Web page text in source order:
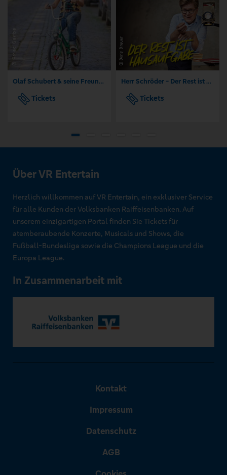
Olaf Schubert & seine Freunde - Jetzt oder now!
Tickets
Herr Schröder - Der Rest ist Hausaufgabe
Tickets
Über VR Entertain
Herzlich willkommen auf VR Entertain, ein exklusiver Service
für alle Kunden der Volksbanken Raiffeisenbanken. Auf
unserem einzigartigen Portal finden Sie Tickets für
atemberaubende Konzerte, Musicals und Shows, die
Fußball-Bundesliga sowie die Champions League und die
Europa League.
In Zusammenarbeit mit
Kontakt
Impressum
Datenschutz
AGB